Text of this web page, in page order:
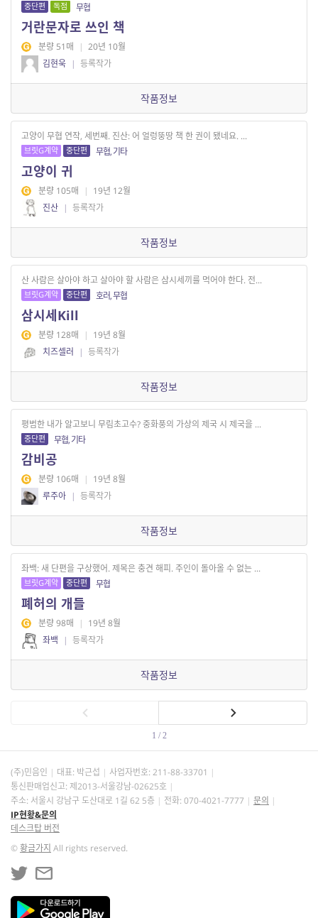
중단편 독점 무협
거란문자로 쓰인 책
분량 51매 | 20년 10월
김현욱 | 등록작가
작품정보
고양이 무협 연작, 세번째. 진산: 어 얼렁뚱땅 책 한 권이 됐네요. ...
브릿G계약 중단편 무협, 기타
고양이 귀
분량 105매 | 19년 12월
진산 | 등록작가
작품정보
산 사람은 살아야 하고 살아야 할 사람은 삼시세끼를 먹어야 한다. 전...
브릿G계약 중단편 호러, 무협
삼시세Kill
분량 128매 | 19년 8월
치즈셀러
| 등록작가
작품정보
평범한 내가 알고보니 무림초고수? 중화풍의 가상의 제국 시 제국을 ...
중단편 무협, 기타
감비공
분량 106매 | 19년 8월
루주아 | 등록작가
작품정보
좌백: 새 단편을 구상했어. 제목은 충견 해피. 주인이 돌아올 수 없는 ...
브릿G계약 중단편 무협
폐허의 개들
분량 98매 | 19년 8월
좌백
| 등록작가
작품정보
1 / 2
(주)민음인 대표: 박근섭 사업자번호: 211-88-33701
통신판매업신고: 제2013-서울강남-02625호
주소: 서울시 강남구 도산대로 1길 62 5층
전화: 070-4021-7777
문의
IP현황&문의
데스크탑 버전
©황금가지 All rights reserved.